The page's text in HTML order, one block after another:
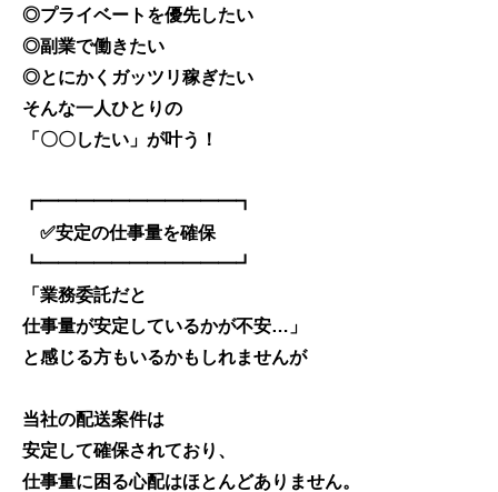
◎プライベートを優先したい
◎副業で働きたい
◎とにかくガッツリ稼ぎたい
そんな一人ひとりの
「〇〇したい」が叶う！
┏━━━━━━━━━━━┓
✅安定の仕事量を確保
┗━━━━━━━━━━━┛
「業務委託だと
仕事量が安定しているかが不安…」
と感じる方もいるかもしれませんが
当社の配送案件は
安定して確保されており、
仕事量に困る心配はほとんどありません。